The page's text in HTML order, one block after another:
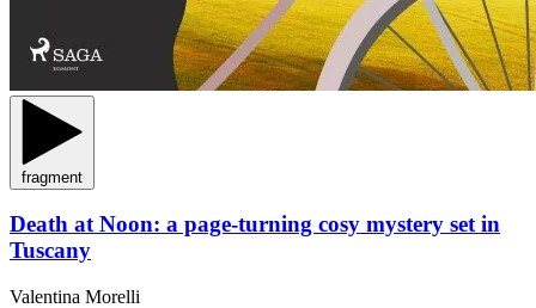
fragment
Death at Noon: a page-turning cosy mystery set in
Tuscany
Valentina Morelli